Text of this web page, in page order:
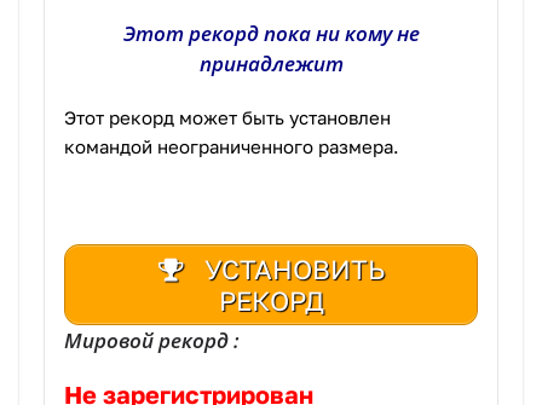
Этот рекорд пока ни кому не
принадлежит
Этот рекорд может быть установлен
командой неограниченного размера.
УСТАНОВИТЬ
РЕКОРД
Мировой рекорд :
Не зарегистрирован